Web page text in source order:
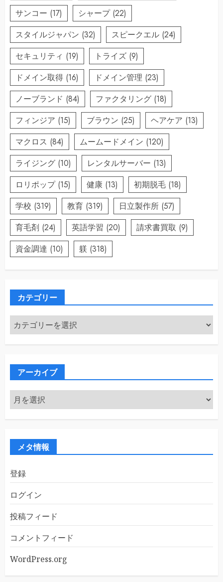
サンコー (17) シャープ(22)
スタイルジャパン (32) スピークエル (24)
セキュリティ (19) トライズ (9)
ドメイン取得 (16) ドメイン管理 (23)
ノーブランド (84) ファクタリング (18)
フィンジア (15) ブラウン (25) ヘアケア (13)
マクロス (84) ムームードメイン (120)
ライジング (10) レンタルサーバー (13)
ロリポップ(15) 健康 (13) 初期脱毛 (18)
学校 (319) 教育 (319) 日立製作所 (57)
育毛剤 (24) 英語学習 (20) 請求書買取 (9)
資金調達 (10) 躾 (318)
カテゴリー
カ
テ
ゴ
アーカイブ
ア
ー
カ
メタ情報
登録
ログイン
投稿フィード
コメントフィード
WordPress.org